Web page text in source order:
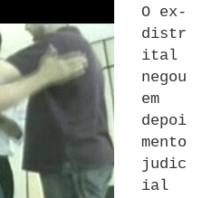
O ex-
distr
ital
negou
em
depoi
mento
judic
ial